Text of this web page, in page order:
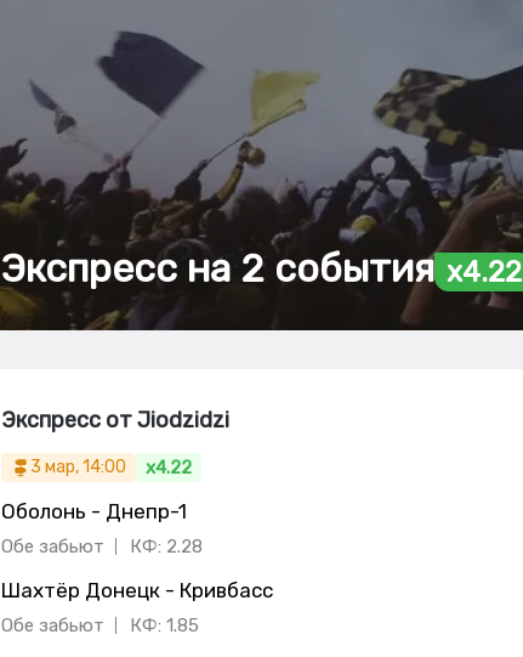
Экспресс на 2 события x4.22
Экспресс от Jiodzidzi
3 мар, 14:00 x4.22
Оболонь - Днепр-1
Обе забьют КФ: 2.28
Шахтёр Донецк - Кривбасс
Обе забьют
КФ: 1.85